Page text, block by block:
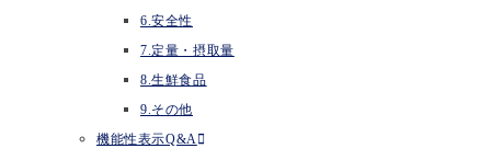
6.安全性
7.定量・摂取量
8.生鮮食品
9.その他
機能性表示Q&A